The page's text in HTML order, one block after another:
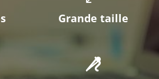
Grande taille